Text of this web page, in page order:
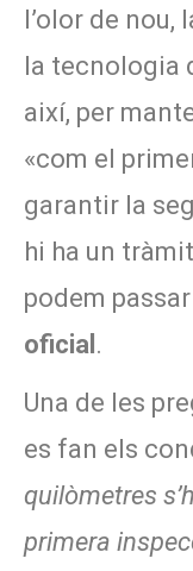
l’olor de nou,
la tecnologia
així, per
«com el
garantir la
hi ha un
podem
oficial .
Una de les
es fan els
quilòmetres
primera